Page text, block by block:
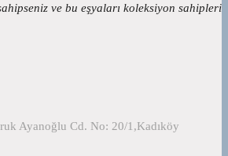
ve bu eşyaları koleksiyon sahipleri
Ayanoğlu Cd. No: 20/1,Kadıköy